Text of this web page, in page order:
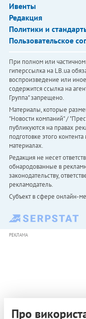
Ивенты
Редакция
Политики и
Пользовательское
При полном или
гиперссылка на LB.ua
воспроизведение или
содержится ссылка на
Группа" запрещено.
Материалы, которые
"Новости компаний" /
публикуются на правах
подготовке этого
материалах.
Редакция не несет
обнародованные в
законодательству,
рекламодатель.
Субъект в сфере онлайн-
РЕКЛАМА
Про